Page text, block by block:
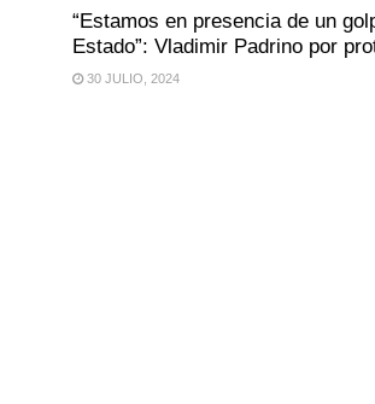
“Estamos en presencia de un
Estado”: Vladimir Padrino por
30 JULIO, 2024